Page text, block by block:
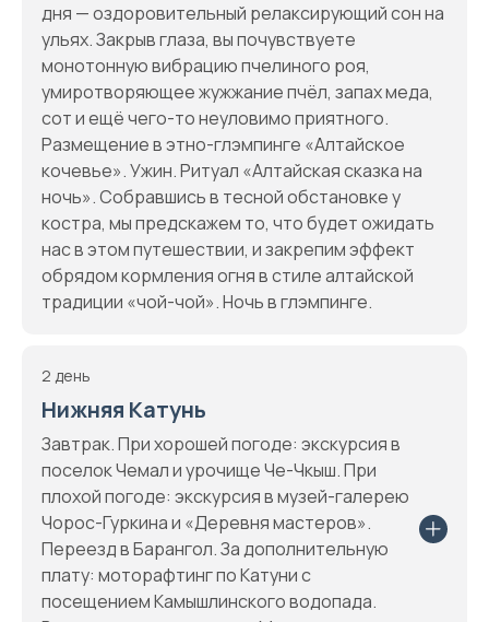
дня — оздоровительный релаксирующий сон на
ульях. Закрыв глаза, вы почувствуете
монотонную вибрацию пчелиного роя,
умиротворяющее жужжание пчёл, запах меда,
сот и ещё чего-то неуловимо приятного.
Размещение в этно-глэмпинге «Алтайское
кочевье». Ужин. Ритуал «Алтайская сказка на
ночь». Собравшись в тесной обстановке у
костра, мы предскажем то, что будет ожидать
нас в этом путешествии, и закрепим эффект
обрядом кормления огня в стиле алтайской
традиции «чой-чой». Ночь в глэмпинге.
2 день
Нижняя Катунь
Завтрак. При хорошей погоде: экскурсия в
поселок Чемал и урочище Че-Чкыш. При
плохой погоде: экскурсия в музей-галерею
Чорос-Гуркина и «Деревня мастеров».
Переезд в Барангол. За дополнительную
плату: моторафтинг по Катуни с
посещением Камышлинского водопада.